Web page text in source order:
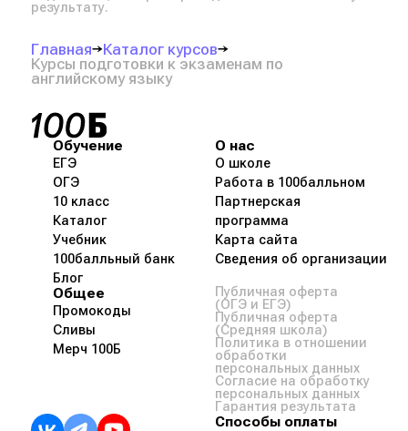
результату.
Главная
Каталог курсов
Курсы подготовки к экзаменам по
английскому языку
Обучение
ЕГЭ
ОГЭ
10 класс
Каталог
Учебник
100балльный банк
Блог
О нас
О школе
Работа в 100балльном
Партнерская
программа
Карта сайта
Сведения об организации
Общее
Промокоды
Сливы
Мерч 100Б
Публичная оферта
(ОГЭ и ЕГЭ)
Публичная оферта
(Средняя школа)
Политика в отношении
обработки
персональных данных
Согласие на обработку
персональных данных
Гарантия результата
Способы оплаты